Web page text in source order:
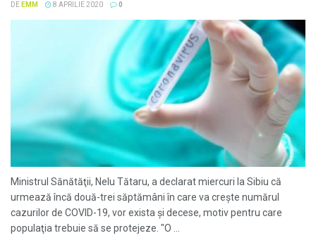
DE EMM 8 APRILIE 2020 0
Ministrul Sănătăţii, Nelu Tătaru, a declarat miercuri la Sibiu că
urmează încă două-trei săptămâni în care va creşte numărul
cazurilor de COVID-19, vor exista şi decese, motiv pentru care
populaţia trebuie să se protejeze. "O ...